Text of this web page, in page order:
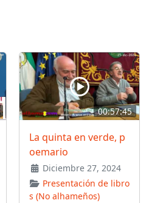
00:57:45
La quinta en verde, p
oemario
Diciembre 27, 2024
Presentación de libro
s (No alhameños)